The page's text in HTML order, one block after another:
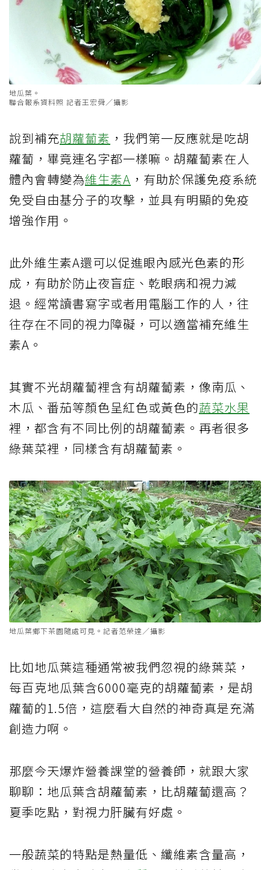
地瓜葉。
聯合報系資料照 記者王宏舜／攝影
說到補充胡蘿蔔素 ，我們第一反應就是吃胡
蘿蔔，畢竟連名字都一樣嘛。胡蘿蔔素在人
體內會轉變為維生素A ，有助於保護免疫系統
免受自由基分子的攻擊，並具有明顯的免疫
增強作用。
此外維生素A還可以促進眼內感光色素的形
成，有助於防止夜盲症、乾眼病和視力減
退。經常讀書寫字或者用電腦工作的人，往
往存在不同的視力障礙，可以適當補充維生
素A。
其實不光胡蘿蔔裡含有胡蘿蔔素，像南瓜、
木瓜、番茄等顏色呈紅色或黃色的蔬菜水果
裡，都含有不同比例的胡蘿蔔素。再者很多
綠葉菜裡，同樣含有胡蘿蔔素。
地瓜葉鄉下茶園隨處可見。記者范榮達／攝影
比如地瓜葉這種通常被我們忽視的綠葉菜，
每百克地瓜葉含6000毫克的胡蘿蔔素，是胡
蘿蔔的1.5倍，這麼看大自然的神奇真是充滿
創造力啊。
那麼今天爆炸營養課堂的營養師，就跟大家
聊聊：地瓜葉含胡蘿蔔素，比胡蘿蔔還高？
夏季吃點，對視力肝臟有好處。
一般蔬菜的特點是熱量低、纖維素含量高，